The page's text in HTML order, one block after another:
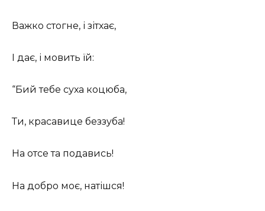
Важко стогне, і зітхає,
І дає, і мовить їй:
“Бий тебе суха коцюба,
Ти, красавице беззуба!
На отсе та подавись!
На добро моє, натішся!